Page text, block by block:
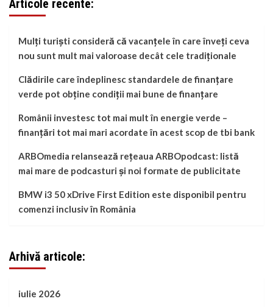
Articole recente:
Mulți turiști consideră că vacanțele în care înveți ceva
nou sunt mult mai valoroase decât cele tradiționale
Clădirile care îndeplinesc standardele de finanțare
verde pot obține condiții mai bune de finanțare
Românii investesc tot mai mult în energie verde –
finanțări tot mai mari acordate în acest scop de tbi bank
ARBOmedia relansează rețeaua ARBOpodcast: listă
mai mare de podcasturi și noi formate de publicitate
BMW i3 50 xDrive First Edition este disponibil pentru
comenzi inclusiv în România
Arhivă articole:
iulie 2026